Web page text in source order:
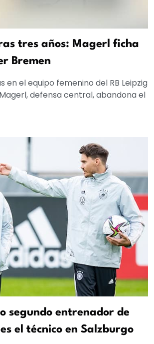
tres años: Magerl ficha
Bremen
en el equipo femenino del RB Leipzig
defensa central, abandona el
segundo entrenador de
el técnico en Salzburgo